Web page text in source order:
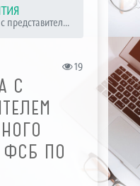
представител...
19
С
ФСБ ПО